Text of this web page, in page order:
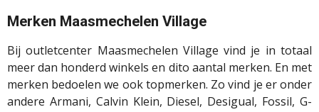
Merken Maasmechelen Village
Bij outletcenter Maasmechelen Village vind je in totaal
meer dan honderd winkels en dito aantal merken. En met
merken bedoelen we ook topmerken. Zo vind je er onder
andere Armani, Calvin Klein, Diesel, Desigual, Fossil, G-